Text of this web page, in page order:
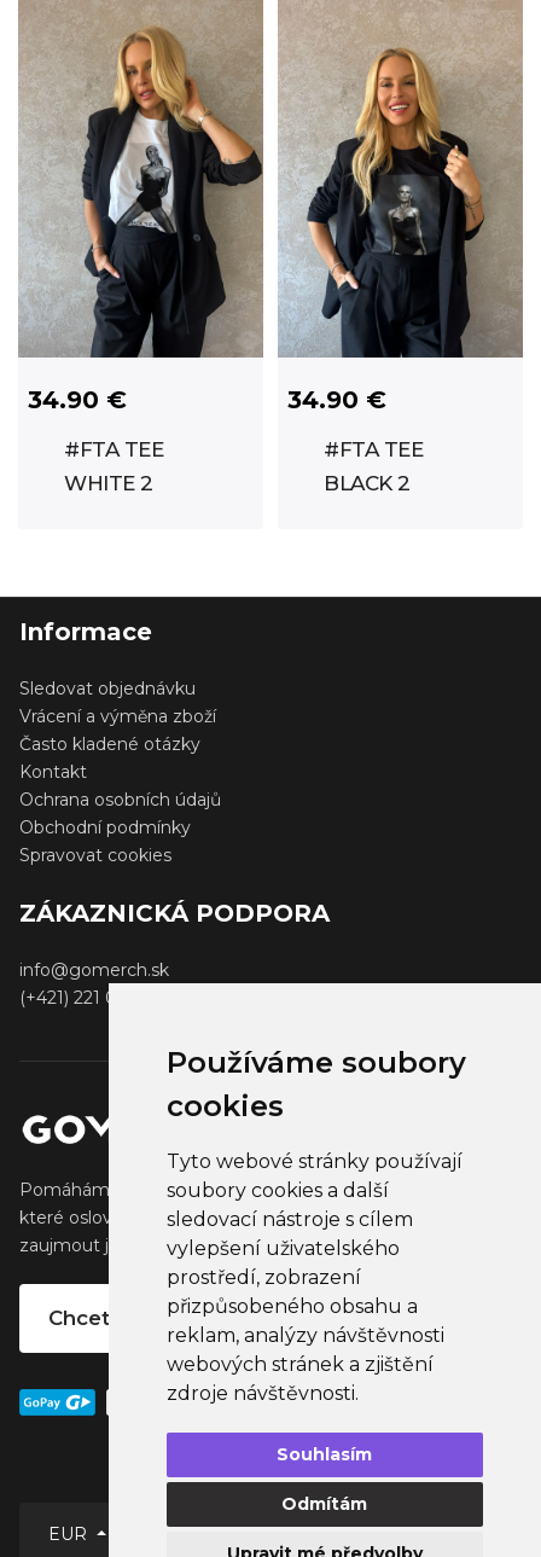
Používáme soubory
cookies
Tyto webové stránky používají
soubory cookies a další
sledovací nástroje s cílem
vylepšení uživatelského
prostředí, zobrazení
přizpůsobeného obsahu a
reklam, analýzy návštěvnosti
webových stránek a zjištění
zdroje návštěvnosti.
Souhlasím
Odmítám
34.90 €
#FTA TEE
WHITE 2
34.90 €
#FTA TEE
BLACK 2
Informace
Sledovat objednávku
Vrácení a výměna zboží
Často kladené otázky
Kontakt
Ochrana osobních údajů
Obchodní podmínky
Spravovat cookies
ZÁKAZNICKÁ PODPORA
info@gomerch.sk
(+421) 221 001 000
Pomáháme tvůrcům vytvářet a prodávat populární zboží,
které oslovuje jejich fanoušky. Pomáháme firmám
zaujmout jejich klienty, partnery a zaměstnance.
Chcete vlastní merchandise?
EUR Čeština